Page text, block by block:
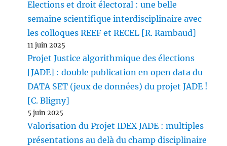
Elections et droit électoral : une belle
semaine scientifique interdisciplinaire avec
les colloques REEF et RECEL [R. Rambaud]
11 juin 2025
Projet Justice algorithmique des élections
[JADE] : double publication en open data du
DATA SET (jeux de données) du projet JADE !
[C. Bligny]
5 juin 2025
Valorisation du Projet IDEX JADE : multiples
présentations au delà du champ disciplinaire